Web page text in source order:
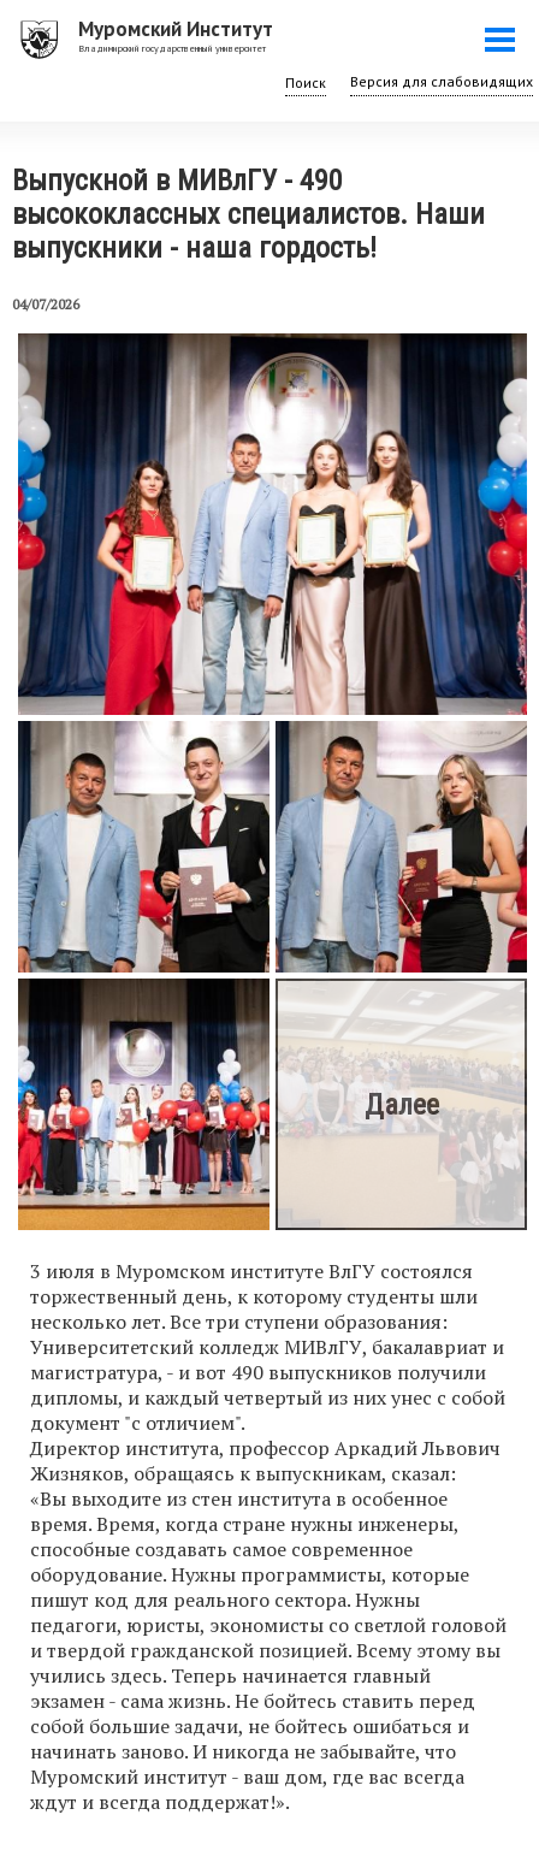
Перейти
Муромский Институт
Владимирский государственный университет
Поиск
Выпускной в МИВлГУ - 490
высококлассных специалистов. Наши
выпускники - наша гордость!
04/07/2026
3 июля в Муромском институте ВлГУ состоялся
торжественный день, к которому студенты шли
несколько лет. Все три ступени образования:
Университетский колледж МИВлГУ, бакалавриат и
магистратура, - и вот 490 выпускников получили
дипломы, и каждый четвертый из них унес с собой
документ "с отличием".
Директор института, профессор Аркадий Львович
Жизняков, обращаясь к выпускникам, сказал:
«Вы выходите из стен института в особенное
время. Время, когда стране нужны инженеры,
способные создавать самое современное
оборудование. Нужны программисты, которые
пишут код для реального сектора. Нужны
педагоги, юристы, экономисты со светлой головой
и твердой гражданской позицией. Всему этому вы
учились здесь. Теперь начинается главный
экзамен - сама жизнь. Не бойтесь ставить перед
собой большие задачи, не бойтесь ошибаться и
начинать заново. И никогда не забывайте, что
Муромский институт - ваш дом, где вас всегда
ждут и всегда поддержат!».